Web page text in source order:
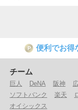
P 便利でお得
チーム
巨人 DeNA 阪神
ソフトバンク
楽天
オイシックス